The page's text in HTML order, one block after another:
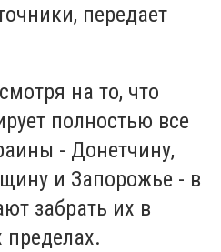
передает
на то, что
полностью все
- Донетчину,
и Запорожье - в
забрать их в